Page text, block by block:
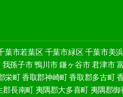
葉市若葉区 千葉市緑区 千葉市美
我孫子市 鴨川市 鎌ヶ谷市 君津市
栄町 香取郡神崎町 香取郡多古町
郡長南町 夷隅郡大多喜町 夷隅郡御